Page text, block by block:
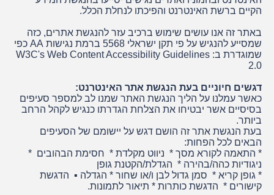
הקיים ברשת האינטרנט והפיכתו לנחלת הכלל.
באתר זה אנו עושים שימוש ברכיב עזר להנגשת אתרים, כזה
שמסייע להנגיש על פי תקן ישראלי 5568 ברמת נגישות AA כפי
שמוגדרת ב: W3C's Web Content Accessibility Guidelines
2.0
דגשים חיוניים בעת הנגשת אתר האינטרנט:
כאשר עמלנו על הליך הנגשת האתר שמנו לב למספר סעיפים
בסיסיים אשר יבטיחו את הצלחת הגדרתו כנגיש לקהל הרחב
ביותר.
בעת הנגשת אתר זה הושם דגש על יישומם של הסעיפים
הבאים לכל הפחות:
* התאמה לקורא מסך * ניווט מקלדת * חסימת הבהובים *
ניגודיות כהה/בהירה * הגדלת/הקטנת גופן
* גופן קריא * סמן גדול לבן ו/או שחור * הגדלה ▪ הדגשת
קישורים * הדגשת כותרות * תיאור לתמונות.